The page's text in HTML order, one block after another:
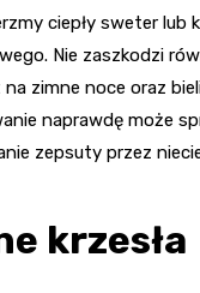
ciepły sweter lub
Nie zaszkodzi
na zimne noce oraz
naprawdę może
zepsuty przez
krzesła